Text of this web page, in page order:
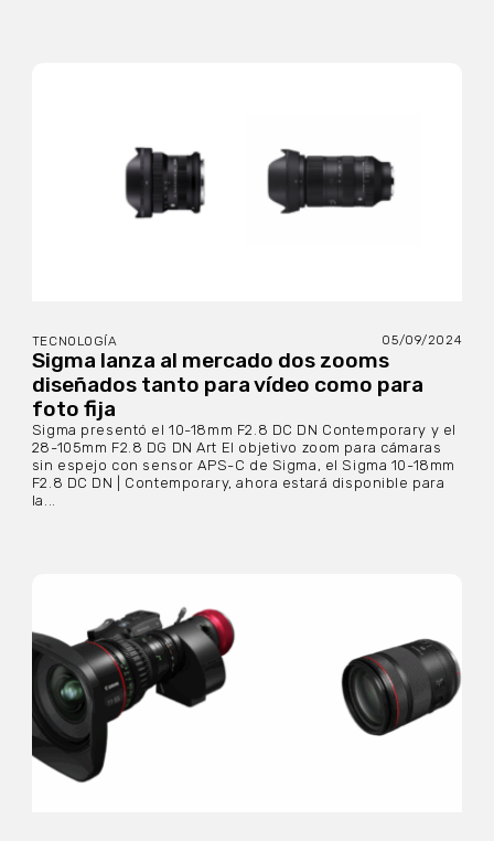
TECNOLOGÍA 05/09/2024
Sigma lanza al mercado dos zooms
diseñados tanto para vídeo como para
foto fija
Sigma presentó el 10-18mm F2.8 DC DN Contemporary y el
28-105mm F2.8 DG DN Art El objetivo zoom para cámaras
sin espejo con sensor APS-C de Sigma, el Sigma 10-18mm
F2.8 DC DN | Contemporary, ahora estará disponible para
la...